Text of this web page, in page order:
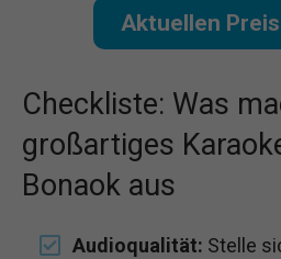
Aktuellen
Checkliste: Was
großartiges
Bonaok aus
Audioqualität: Stelle